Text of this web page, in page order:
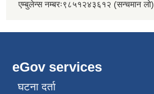
एम्बुलेन्स नम्बरः९८५१२४३६१२ (सन्चमान लो)
eGov services
घटना दर्ता